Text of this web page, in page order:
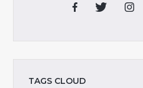
TAGS CLOUD